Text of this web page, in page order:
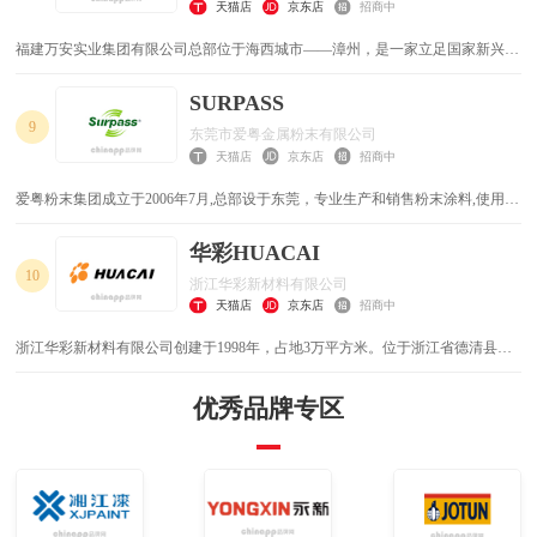
设施项目等提供高质量的防护。其粉末涂料也具有良好的性能和多样的应用场
景。
天猫店 京东店 招商中
福建万安实业集团有限公司总部位于海西城市——漳州，是一家立足国家新兴环
国早期从事热固性粉末涂料的民族企业之一，也是国内热固性粉末涂料最具竞争
力的生产商之一。现已成长为粉末涂料领域标杆企业，民族品牌代表。产品受到
市场和广大客户的认同与青睐，产销量连续多年位居全国前三。
9
SURPASS
东莞市爱粤金属粉末有限公司
天猫店 京东店 招商中
爱粤粉末集团成立于2006年7月,总部设于东莞，专业生产和销售粉末涂料,使用品
有大规模的生产基地。集团拥有一批高技能硏发人才，不断创新，研究开发新产
品以满足市场需求。集团员工秉承着同心协力、鋭意革新、进取不息的精神, 经
过多年潜心经营，跻身于粉末涂料行业前列。
10
华彩HUACAI
浙江华彩新材料有限公司
天猫店 京东店 招商中
浙江华彩新材料有限公司创建于1998年，占地3万平方米。位于浙江省德清县莫
涂料半自动化生产线34条，德国亨息尔FM 350 MB邦定机，年生产量达3万吨。
是目前全国粉末涂料行业产销规模较大的企业之一。
优秀品牌专区